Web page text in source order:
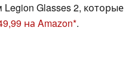
Glasses 2, которые
на Amazon .